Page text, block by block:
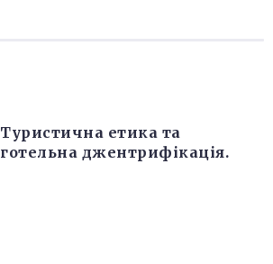
Туристична етика та
готельна джентрифікація.